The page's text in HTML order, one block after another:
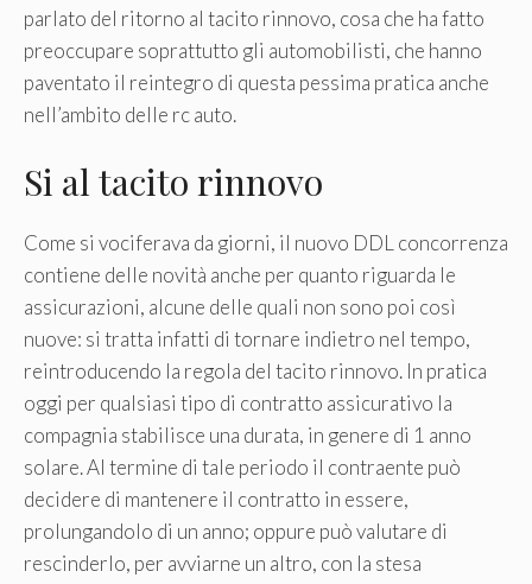
parlato del ritorno al tacito rinnovo, cosa che ha fatto
preoccupare soprattutto gli automobilisti, che hanno
paventato il reintegro di questa pessima pratica anche
nell’ambito delle rc auto.
Si al tacito rinnovo
Come si vociferava da giorni, il nuovo DDL concorrenza
contiene delle novità anche per quanto riguarda le
assicurazioni, alcune delle quali non sono poi così
nuove: si tratta infatti di tornare indietro nel tempo,
reintroducendo la regola del tacito rinnovo. In pratica
oggi per qualsiasi tipo di contratto assicurativo la
compagnia stabilisce una durata, in genere di 1 anno
solare. Al termine di tale periodo il contraente può
decidere di mantenere il contratto in essere,
prolungandolo di un anno; oppure può valutare di
rescinderlo, per avviarne un altro, con la stesa